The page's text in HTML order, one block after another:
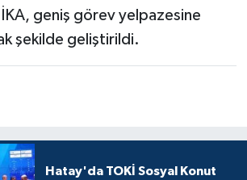
geniş görev yelpazesine
şekilde geliştirildi.
Hatay'da TOKİ Sosyal Konut